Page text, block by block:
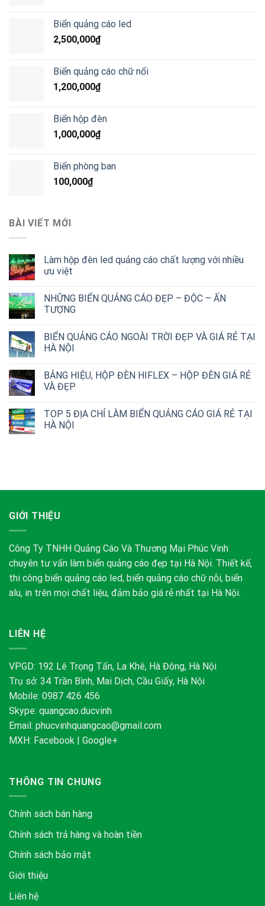
Biển quảng cáo led
2,500,000₫
Biển quảng cáo chữ nổi
1,200,000₫
Biển hộp đèn
1,000,000₫
Biển phòng ban
100,000₫
BÀI VIẾT MỚI
Làm hộp đèn led quảng cáo chất lượng với nhiều
ưu việt
NHỮNG BIỂN QUẢNG CÁO ĐẸP – ĐỘC – ẤN
TƯỢNG
BIỂN QUẢNG CÁO NGOÀI TRỜI ĐẸP VÀ GIÁ RẺ TẠI
HÀ NỘI
BẢNG HIỆU, HỘP ĐÈN HIFLEX – HỘP ĐÈN GIÁ RẺ
VÀ ĐẸP
TOP 5 ĐỊA CHỈ LÀM BIỂN QUẢNG CÁO GIÁ RẺ TẠI
HÀ NỘI
GIỚI THIỆU
Công Ty TNHH Quảng Cáo Và Thương Mại Phúc Vinh
chuyên tư vấn làm biển quảng cáo đẹp tại Hà Nội. Thiết kế,
thi công biển quảng cáo led, biển quảng cáo chữ nỗi, biển
alu, in trên mọi chất liệu, đảm bảo giá rẻ nhất tại Hà Nội.
LIÊN HỆ
VPGD: 192 Lê Trọng Tấn, La Khê, Hà Đông, Hà Nội
Trụ sở: 34 Trần Bình, Mai Dịch, Cầu Giấy, Hà Nội
Mobile: 0987 426 456
Skype: quangcao.ducvinh
Email: phucvinhquangcao@gmail.com
MXH: Facebook | Google+
THÔNG TIN CHUNG
Chính sách bán hàng
Chính sách trả hàng và hoàn tiền
Chính sách bảo mật
Giới thiệu
Liên hệ